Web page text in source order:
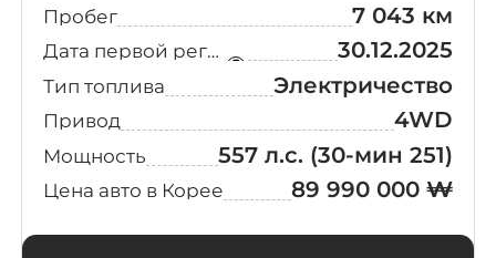
Bentley (151)
Jaguar(123)
Rolls-Royce(82)
Пробег 7 043 км
Дата первой регистрации 30.12.2025
Тип топлива Электричество
Привод 4WD
Мощность 557 л.с. (30-мин 251)
Цена авто в Корее 89 990 000 ₩